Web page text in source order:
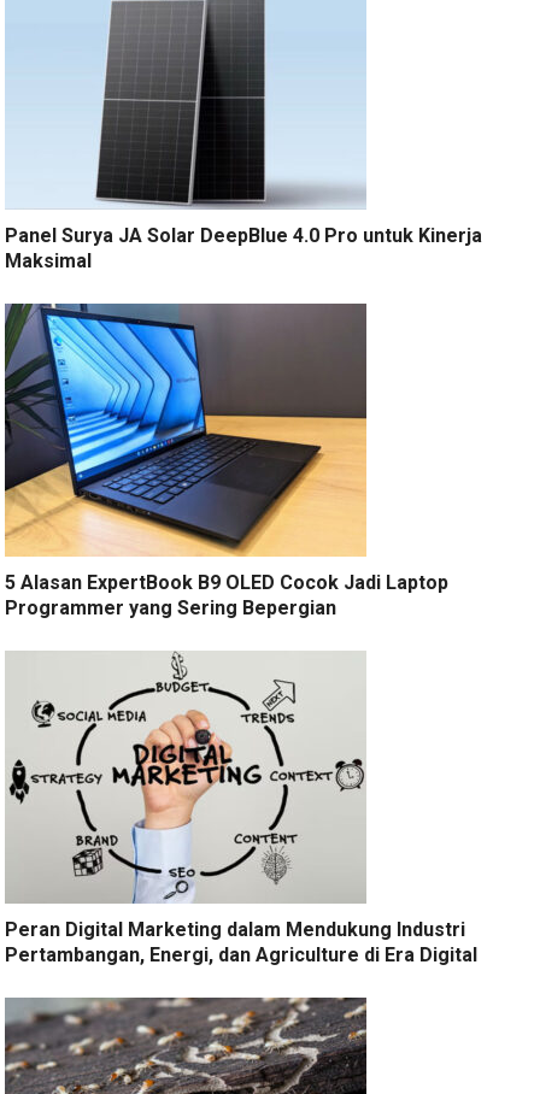
Panel Surya JA Solar DeepBlue 4.0 Pro untuk Kinerja
Maksimal
5 Alasan ExpertBook B9 OLED Cocok Jadi Laptop
Programmer yang Sering Bepergian
Peran Digital Marketing dalam Mendukung Industri
Pertambangan, Energi, dan Agriculture di Era Digital